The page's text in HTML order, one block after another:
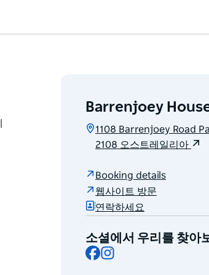
Barrenjoey
1108 Barrenjoey Road
2108 오스트레일리아
Booking details
웹사이트 방문
연락하세요
소셜에서 우리를 찾아
Facebook